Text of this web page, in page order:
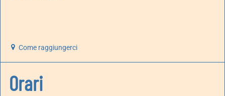
Come raggiungerci
Orari